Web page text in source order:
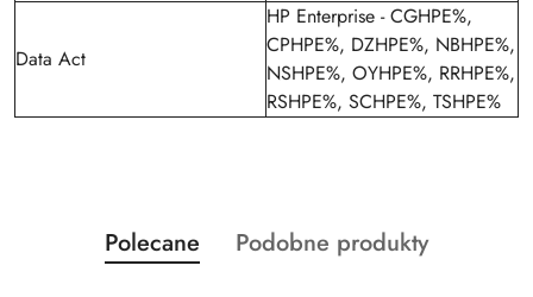
Data Act
HP Enterprise - CGHPE%,
CPHPE%, DZHPE%, NBHPE%,
NSHPE%, OYHPE%, RRHPE%,
RSHPE%, SCHPE%, TSHPE%
Pomiń karuzelę produktów
Produkty
o
Polecane
Produkty
Podobne produkty